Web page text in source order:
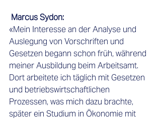
Marcus Sydon:
«Mein Interesse an der Analyse und
Auslegung von Vorschriften und
Gesetzen begann schon früh, während
meiner Ausbildung beim Arbeitsamt.
Dort arbeitete ich täglich mit Gesetzen
und betriebswirtschaftlichen
Prozessen, was mich dazu brachte,
später ein Studium in Ökonomie mit